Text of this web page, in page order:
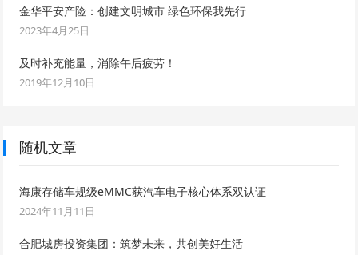
金华平安产险：创建文明城市 绿色环保我先行
2023年4月25日
及时补充能量，消除午后疲劳！
2019年12月10日
随机文章
海康存储车规级eMMC获汽车电子核心体系双认证
2024年11月11日
合肥城房投资集团：筑梦未来，共创美好生活